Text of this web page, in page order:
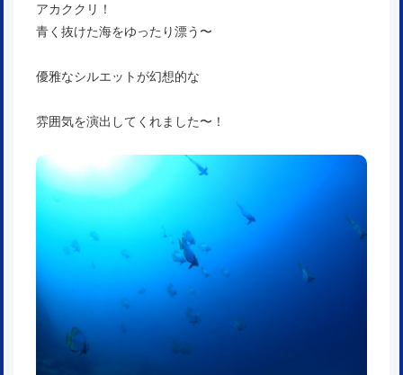
アカククリ！
青く抜けた海をゆったり漂う〜
優雅なシルエットが幻想的な
雰囲気を演出してくれました〜！